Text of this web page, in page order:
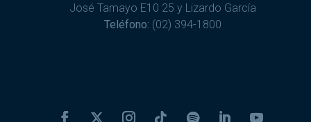
José Tamayo E10 25 y Lizardo García
Teléfono: (02) 394-1800